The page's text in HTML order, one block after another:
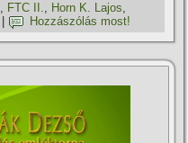
, FTC II., Horn K. Lajos,
Hozzászólás most!